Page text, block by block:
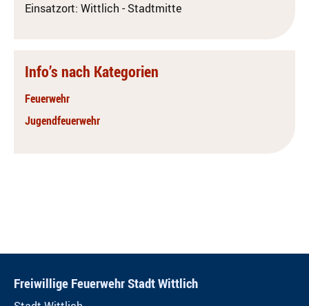
Einsatzort: Wittlich - Stadtmitte
Info’s nach Kategorien
Feuerwehr
Jugendfeuerwehr
Freiwillige Feuerwehr Stadt Wittlich